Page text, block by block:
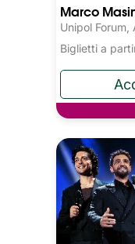
Marco
Unipol Forum,
Biglietti a